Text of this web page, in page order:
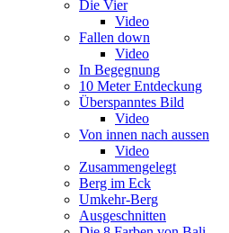
Die Vier
Video
Fallen down
Video
In Begegnung
10 Meter Entdeckung
Überspanntes Bild
Video
Von innen nach aussen
Video
Zusammengelegt
Berg im Eck
Umkehr-Berg
Ausgeschnitten